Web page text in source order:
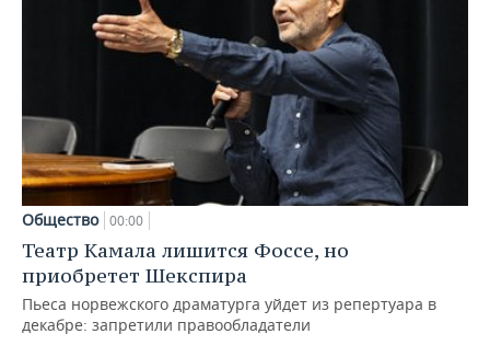
Общество 00:00
Театр Камала лишится Фоссе, но
приобретет Шекспира
Пьеса норвежского драматурга уйдет из репертуара в
декабре: запретили правообладатели